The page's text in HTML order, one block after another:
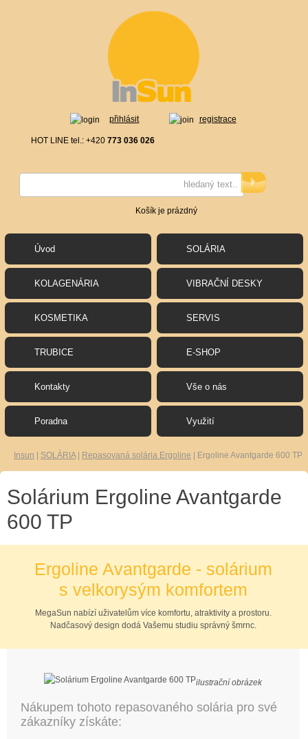
registrace
přihlásit
HOT LINE tel.: +420 773 036 026
Košík je prázdný
Úvod SOLÁRIA
KOLAGENÁRIA VIBRAČNÍ DESKY
KOSMETIKA SERVIS
TRUBICE E-SHOP
Kontakty Vše o nás
Poradna Využití
Insun | SOLÁRIA| Repasovaná solária Ergoline | Ergoline Avantgarde 600 TP
Solárium Ergoline Avantgarde
600 TP
Ergoline Avantgarde - solárium
s velkorysým komfortem
MegaSun nabízí uživatelům více komfortu, atraktivity a prostoru.
Nadčasový design dodá Vašemu studiu správný šmrnc.
ilustrační obrázek
Nákupem tohoto repasovaného solária pro své
zákazníky získáte: